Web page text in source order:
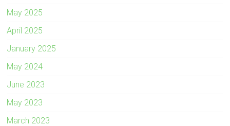
May 2025
April 2025
January 2025
May 2024
June 2023
May 2023
March 2023